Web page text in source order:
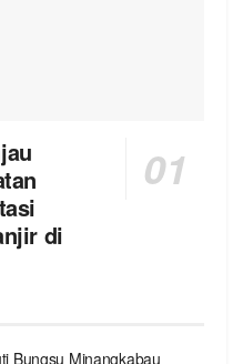
di
Bungsu Minangkabau